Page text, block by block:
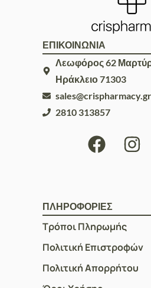
ΕΠΙΚΟΙΝΩΝΙΑ
Λεωφόρος 62
Ηράκλειο 71303
sales@crispharmacy.gr
2810 313857
ΠΛΗΡΟΦΟΡΙΕΣ
Τρόποι Πληρωμής
Πολιτική Επιστροφών
Πολιτική Απορρήτου